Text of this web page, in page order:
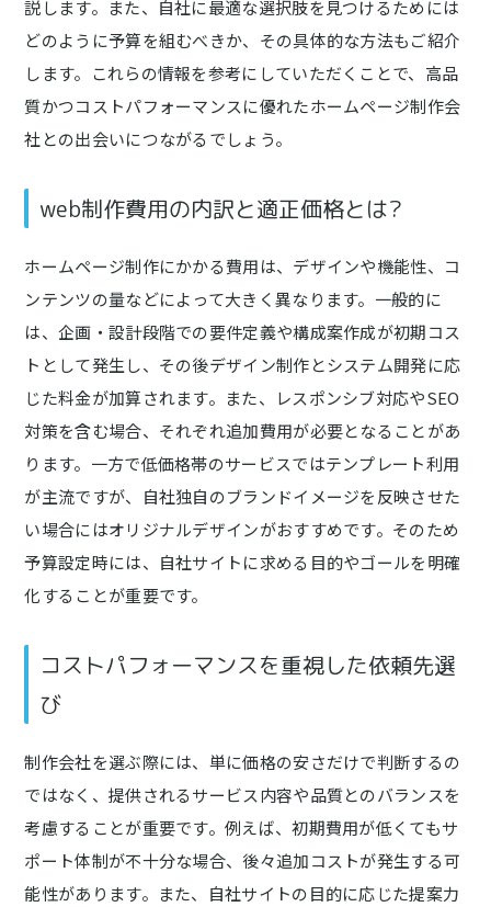
説します。また、自社に最適な選択肢を見つけるためには
どのように予算を組むべきか、その具体的な方法もご紹介
します。これらの情報を参考にしていただくことで、高品
質かつコストパフォーマンスに優れたホームページ制作会
社との出会いにつながるでしょう。
web制作費用の内訳と適正価格とは?
ホームページ制作にかかる費用は、デザインや機能性、コ
ンテンツの量などによって大きく異なります。一般的に
は、企画・設計段階での要件定義や構成案作成が初期コス
トとして発生し、その後デザイン制作とシステム開発に応
じた料金が加算されます。また、レスポンシブ対応やSEO
対策を含む場合、それぞれ追加費用が必要となることがあ
ります。一方で低価格帯のサービスではテンプレート利用
が主流ですが、自社独自のブランドイメージを反映させた
い場合にはオリジナルデザインがおすすめです。そのため
予算設定時には、自社サイトに求める目的やゴールを明確
化することが重要です。
コストパフォーマンスを重視した依頼先選
び
制作会社を選ぶ際には、単に価格の安さだけで判断するの
ではなく、提供されるサービス内容や品質とのバランスを
考慮することが重要です。例えば、初期費用が低くてもサ
ポート体制が不十分な場合、後々追加コストが発生する可
能性があります。また、自社サイトの目的に応じた提案力